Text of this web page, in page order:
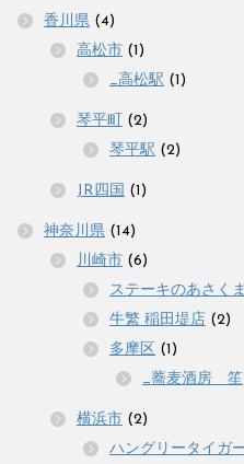
香川県 (4)
高松市 (1)
_高松駅 (1)
琴平町 (2)
琴平駅 (2)
JR四国 (1)
神奈川県 (14)
川崎市 (6)
ステーキのあさく
牛繁 稲田堤店 (2)
多摩区 (1)
_蕎麦酒房 笙
横浜市 (2)
ハングリータイガ